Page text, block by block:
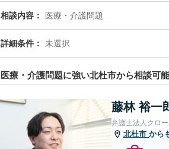
相談内容 医療・介護問題
詳細条件 未選択
医療・介護問題に強い北杜市から相談可
藤林 裕一
弁護士法人クロ
北杜市 から